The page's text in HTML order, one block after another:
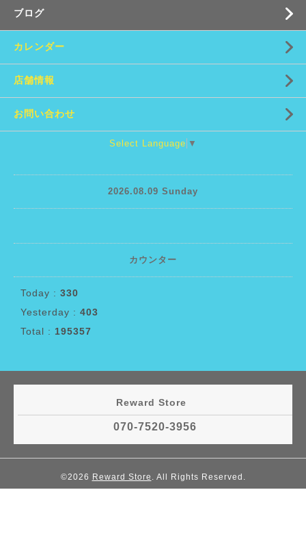
ブログ
カレンダー
店舗情報
お問い合わせ
Select Language ▼
2026.08.09 Sunday
カウンター
Today : 330
Yesterday : 403
Total : 195357
Reward Store
070-7520-3956
©2026 Reward Store . All Rights Reserved.